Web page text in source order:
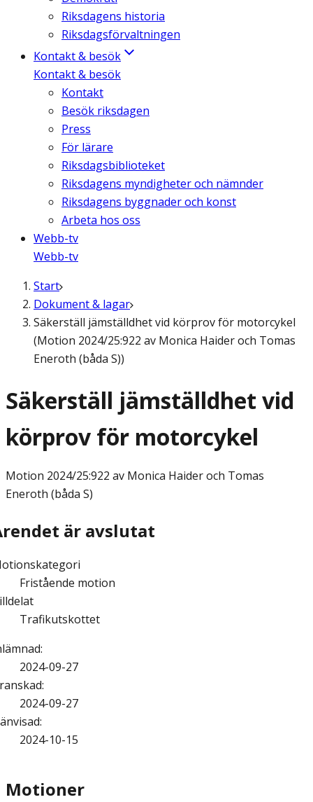
Riksdagens historia
Riksdagsförvaltningen
Kontakt & besök
Kontakt & besök
Kontakt
Besök riksdagen
Press
För lärare
Riksdagsbiblioteket
Riksdagens myndigheter och nämnder
Riksdagens byggnader och konst
Arbeta hos oss
Webb-tv
Webb-tv
Start
Dokument & lagar
Säkerställ jämställdhet vid körprov för motorcykel
(Motion 2024/25:922 av Monica Haider och Tomas
Eneroth (båda S))
Säkerställ jämställdhet vid
körprov för motorcykel
Motion 2024/25:922 av Monica Haider och Tomas
Eneroth (båda S)
är avslutat
Fristående motion
Trafikutskottet
:
2024-09-27
:
2024-09-27
:
2024-10-15
Motioner